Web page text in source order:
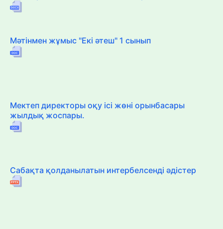
Мәтінмен жұмыс "Екі әтеш" 1 сынып
Мектеп директоры оқу ісі жөні орынбасары
жылдық жоспары.
Сабақта қолданылатын интербелсенді әдістер